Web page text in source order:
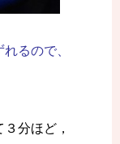
るので、
分ほど，